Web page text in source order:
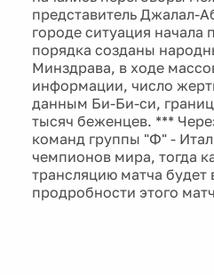
представитель Джалал-
городе ситуация начала
порядка созданы
Минздрава, в ходе
информации, число
данным Би-Би-си,
тысяч беженцев. ***
команд группы "Ф" -
чемпионов мира, тогда
трансляцию матча
продробности этого